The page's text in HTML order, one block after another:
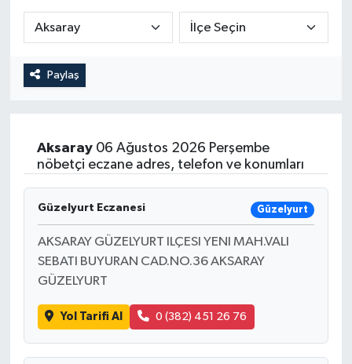
Paylaş
Aksaray06 Ağustos 2026 Perşembe
nöbetçi eczane adres, telefon ve konumları
Güzelyurt Eczanesi Güzelyurt
AKSARAY GÜZELYURT ILÇESI YENI MAH.VALI
SEBATI BUYURAN CAD.NO.36 AKSARAY
GÜZELYURT
Yol Tarifi Al 0 (382) 451 26 76